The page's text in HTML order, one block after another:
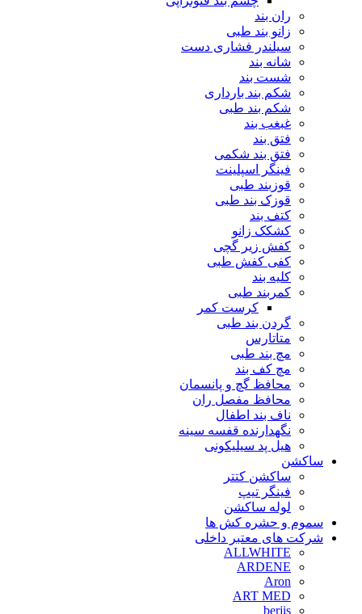
ران بند
زانو بند طبی
سیلندر فشاری دست
شانه بند
شست بند
شکم بند بارداری
شکم بند طبی
غبغب بند
فتق بند
فتق بند شکمی
فینگر اسپلینت
قوزبند طبی
قوزک بند طبی
کتف بند
کشکک زانو
کفش زیر گچی
کفی کفش طبی
کلیه بند
کمربند طبی
کرست کمر
گردن بند طبی
متاتارس
مچ بند طبی
مچ کف بند
محافظ گچ و پانسمان
محافظ مفصل ران
ناف بند اطفال
نگهدارنده قفسه سینه
هیل پد سیلیکونی
ساکشن
ساکشن کتتر
فینگر تیپ
لوله ساکشن
سموم و حشره کش ها
شرکت های معتبر داخلی
ALLWHITE
ARDENE
Aron
ART MED
berjis